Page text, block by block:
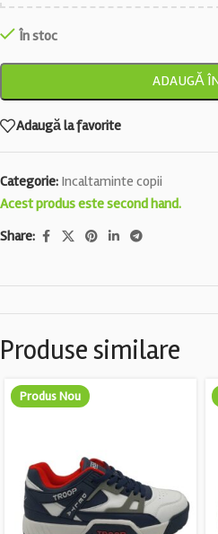
În stoc
ADAUGĂ
Adaugă la favorite
Categorie: Incaltaminte copii
Acest produs este second hand.
Share:
Produse similare
Produs Nou